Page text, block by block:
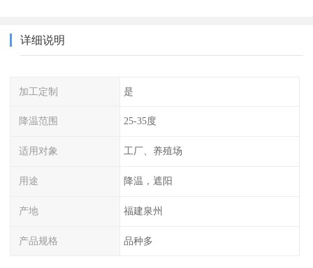
详细说明
加工定制 是
降温范围 25-35度
适用对象 工厂、养殖场
用途 降温，遮阳
产地 福建泉州
产品规格 品种多